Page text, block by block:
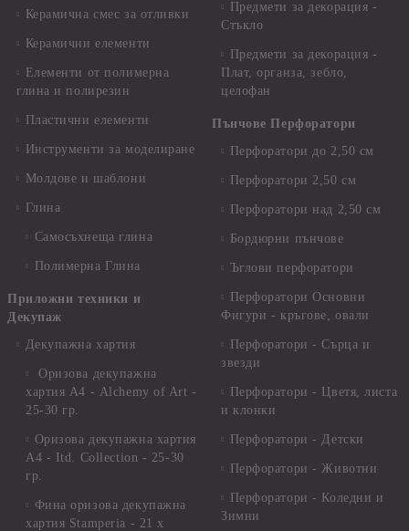
Керамична смес за отливки
Керамични елементи
Елементи от полимерна
глина и полирезин
Пластични елементи
Инструменти за моделиране
Молдове и шаблони
Глина
Самосъхнеща глина
Полимерна Глина
Приложни техники и
Декупаж
Декупажна хартия
Оризова декупажна
хартия А4 - Alchemy of Art -
25-30 гр.
Оризова декупажна хартия
А4 - Itd. Collection - 25-30
гр.
Фина оризова декупажна
хартия Stamperia - 21 х
Предмети за декорация -
Стъкло
Предмети за декорация -
Плат, органза, зебло,
целофан
Пънчове Перфоратори
Перфоратори до 2,50 см
Перфоратори 2,50 см
Перфоратори над 2,50 см
Бордюрни пънчове
Ъглови перфоратори
Перфоратори Основни
Фигури - кръгове, овали
Перфоратори - Сърца и
звезди
Перфоратори - Цветя, листа
и клонки
Перфоратори - Детски
Перфоратори - Животни
Перфоратори - Коледни и
Зимни